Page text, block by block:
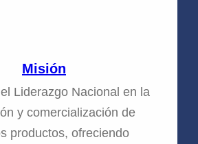
Misión
Liderazgo Nacional en la
y comercialización de
productos, ofreciendo